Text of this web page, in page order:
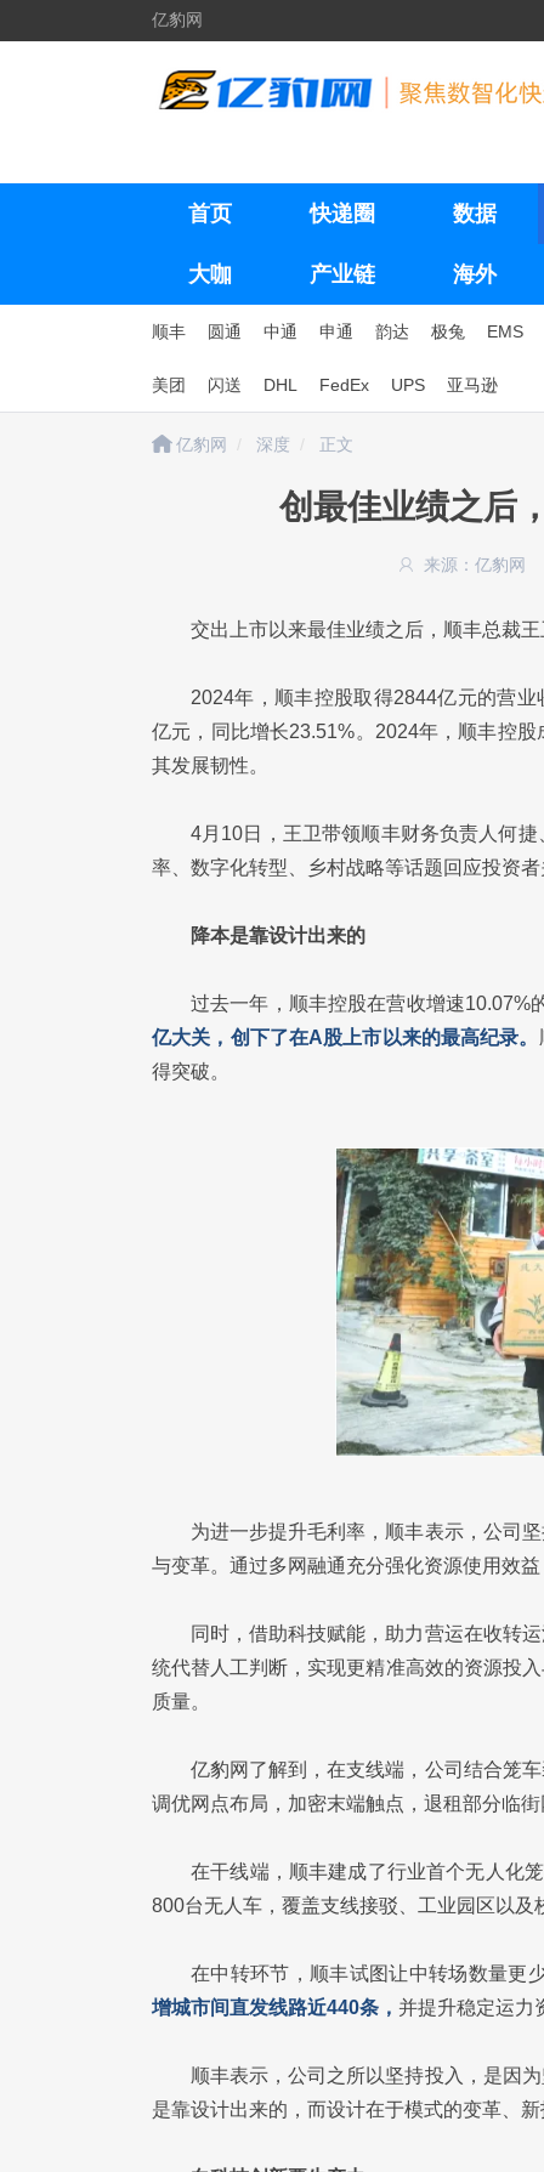
亿豹网
首页 快递圈 数据
大咖 产业链 海外
顺丰 圆通 中通 申通 韵达 极兔 EMS
美团 闪送 DHL FedEx UPS 亚马逊
亿豹网 深度 正文
创最佳业绩之后
来源：亿豹网
交出上市以来最佳业绩之后，顺丰总裁
2024年，顺丰控股取得2844亿元的营
亿元，同比增长23.51%。2024年，顺丰控
其发展韧性。
4月10日，王卫带领顺丰财务负责人何
率、数字化转型、乡村战略等话题回应投资
降本是靠设计出来的
过去一年，顺丰控股在营收增速10.07%
亿大关，创下了在A股上市以来的最高纪录。
得突破。
为进一步提升毛利率，顺丰表示，公司
与变革。通过多网融通充分强化资源使用效
同时，借助科技赋能，助力营运在收转
统代替人工判断，实现更精准高效的资源投
质量。
亿豹网了解到，在支线端，公司结合笼
调优网点布局，加密末端触点，退租部分临
在干线端，顺丰建成了行业首个无人化
800台无人车，覆盖支线接驳、工业园区以及
在中转环节，顺丰试图让中转场数量更
增城市间直发线路近440条， 并提升稳定运力
顺丰表示，公司之所以坚持投入，是因
是靠设计出来的，而设计在于模式的变革、